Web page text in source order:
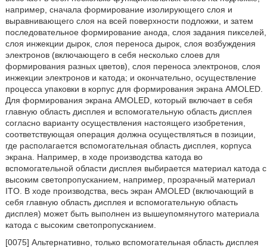
например, сначала формирование изолирующего слоя и
выравнивающего слоя на всей поверхности подложки, и затем
последовательное формирование анода, слоя задания пикселей,
слоя инжекции дырок, слоя переноса дырок, слоя возбуждения
электронов (включающего в себя несколько слоев для
формирования разных цветов), слоя переноса электронов, слоя
инжекции электронов и катода; и окончательно, осуществление
процесса упаковки в корпус для формирования экрана AMOLED.
Для формирования экрана AMOLED, который включает в себя
главную область дисплея и вспомогательную область дисплея
согласно варианту осуществления настоящего изобретения,
соответствующая операция должна осуществляться в позиции,
где располагается вспомогательная область дисплея, корпуса
экрана. Например, в ходе производства катода во
вспомогательной области дисплея выбирается материал катода с
высоким светопропусканием, например, прозрачный материал
ITO. В ходе производства, весь экран AMOLED (включающий в
себя главную область дисплея и вспомогательную область
дисплея) может быть выполнен из вышеупомянутого материала
катода с высоким светопропусканием.
[0075] Альтернативно, только вспомогательная область дисплея